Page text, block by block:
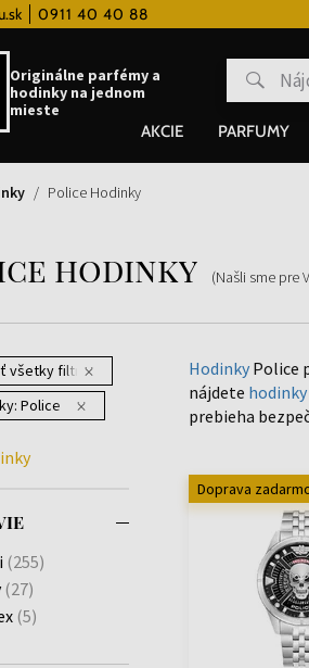
0911 40 40 88Vernostný systém
Originálne parfémy a
hodinky na jednom
mieste
AKCIE PARFUMY
Police Hodinky
hodinky (Našli sme pre
všetky filtre
Police
(255)
(27)
(5)
Hodinky Police
nájdete hodinky
prebieha
Doprava